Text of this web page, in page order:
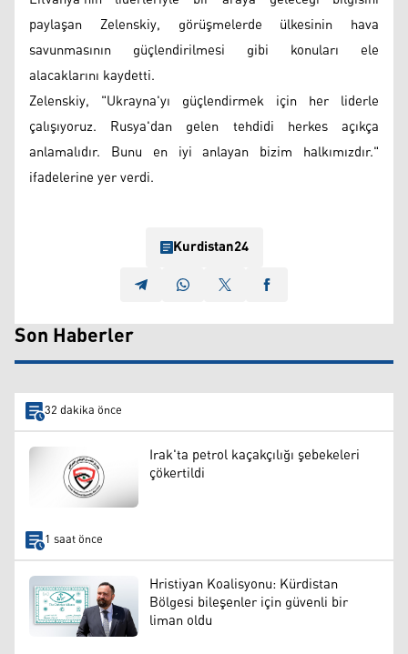
paylaşan Zelenskiy, görüşmelerde ülkesinin hava
savunmasının güçlendirilmesi gibi konuları ele
alacaklarını kaydetti.
Zelenskiy, "Ukrayna'yı güçlendirmek için her liderle
çalışıyoruz. Rusya'dan gelen tehdidi herkes açıkça
anlamalıdır. Bunu en iyi anlayan bizim halkımızdır."
ifadelerine yer verdi.
Kurdistan24
Son Haberler
32 dakika önce
Irak'ta petrol kaçakçılığı şebekeleri
çökertildi
1 saat önce
Hristiyan Koalisyonu: Kürdistan
Bölgesi bileşenler için güvenli bir
liman oldu